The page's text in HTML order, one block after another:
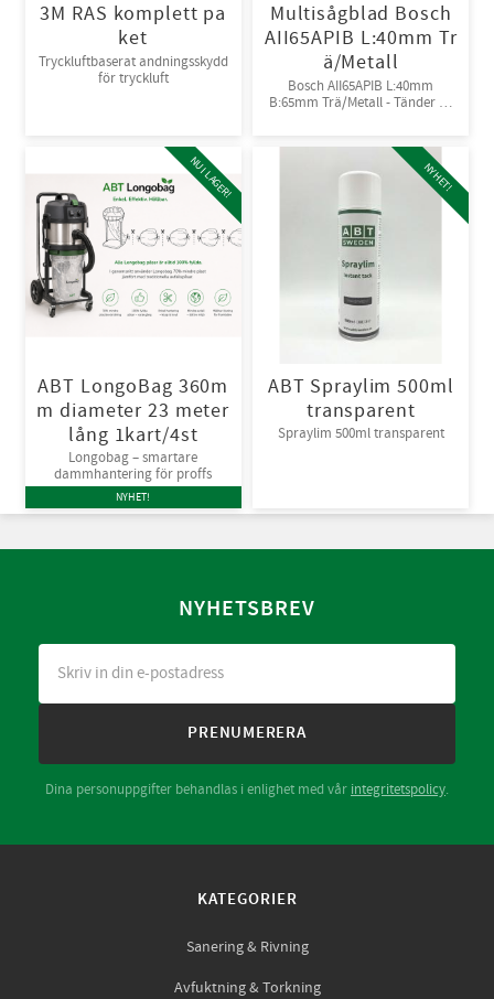
3M RAS komplett pa
ket
Tryckluftbaserat andningsskydd
för tryckluft
Multisågblad Bosch
AII65APIB L:40mm Tr
ä/Metall
Bosch AII65APIB L:40mm
B:65mm Trä/Metall - Tänder av
ABT LongoBag 360m
m diameter 23 meter
lång 1kart/4st
Longobag – smartare
dammhantering för proffs
NU I LAGER!
NYHET!
ABT Spraylim 500ml
transparent
Spraylim 500ml transparent
NYHET!
NYHETSBREV
PRENUMERERA
Dina personuppgifter behandlas i enlighet med vår integritetspolicy.
KATEGORIER
Sanering & Rivning
Avfuktning & Torkning